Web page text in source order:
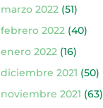
marzo 2022(51)
febrero 2022(40)
enero 2022(16)
diciembre 2021 (50)
noviembre 2021 (63)